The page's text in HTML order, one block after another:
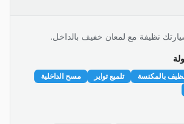
نظيفة مع لمعان خفيف بالداخل.
بالمكنسة تلميع تواير
مسح الداخلية